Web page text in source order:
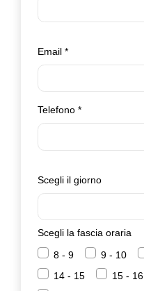
Email *
Telefono *
Scegli il giorno
Scegli la fascia oraria
8 - 9 9 - 10
14 - 15
15 - 16